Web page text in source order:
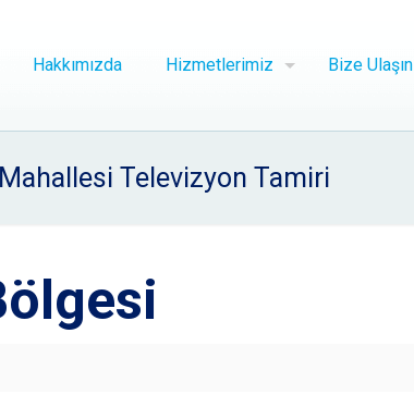
Hakkımızda Hizmetlerimiz Bize Ulaşın
Televizyon Tamiri